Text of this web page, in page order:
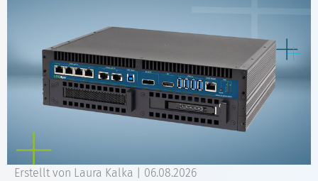
Erstellt von Laura Kalka | 06.08.2026